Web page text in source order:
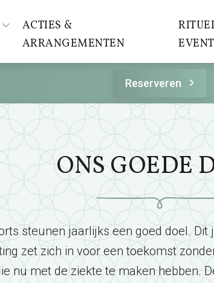
ACTIES &
ARRANGEMENTEN
Reserveren
ONS GOEDE
steunen jaarlijks een goed doel.
zet zich in voor een toekomst
nu met de ziekte te maken hebben.